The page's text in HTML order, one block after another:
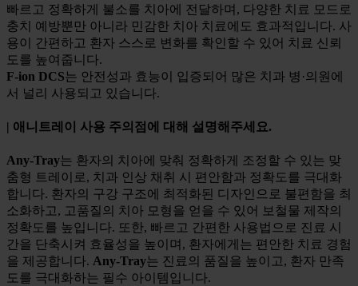
빠르고 정확하게 불소를 치아에 전달하며, 다양한 치료 모드로
충치 예방뿐만 아니라 민감한 치아 치료에도 효과적입니다. 사
용이 간편하고 환자 스스로 변화를 확인할 수 있어 치료 신뢰
도를 높여줍니다.
F-ion DCS는 안전성과 효능이 입증되어 많은 치과 병·의원에
서 널리 사용되고 있습니다.
| 애니트레이 사용 주의점에 대해 설명해주세요.
Any-Tray는 환자의 치아에 맞춰 정확하게 조정할 수 있는 맞
춤형 트레이로, 치과 인상 채취 시 편안함과 정확도를 극대화
합니다. 환자의 구강 구조에 최적화된 디자인으로 불편함을 최
소화하고, 고품질의 치아 모형을 얻을 수 있어 보철물 제작의
정확도를 높입니다. 또한, 빠르고 간편한 사용법으로 진료 시
간을 단축시켜 효율성을 높이며, 환자에게는 편안한 치료 경험
을 제공합니다. Any-Tray는 진료의 품질을 높이고, 환자 만족
도를 극대화하는 필수 아이템입니다.